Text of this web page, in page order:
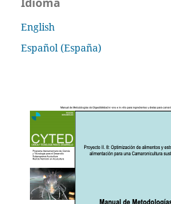
English
Español (España)